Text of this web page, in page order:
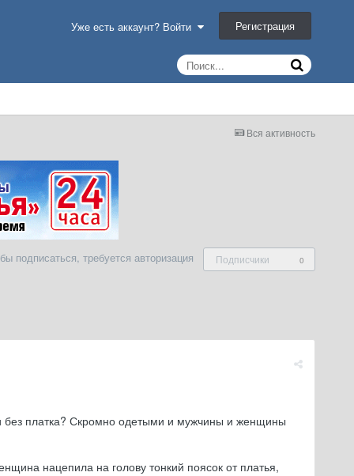
Уже есть аккаунт? Войти Регистрация
Вся активность
подписаться, требуется авторизация Подписчики 0
без платка? Скромно одетыми и мужчины и женщины
нацепила на голову тонкий поясок от платья,